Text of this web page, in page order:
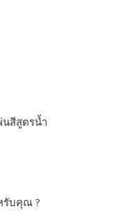
นสีสูตรน้ำ
รับคุณ ?